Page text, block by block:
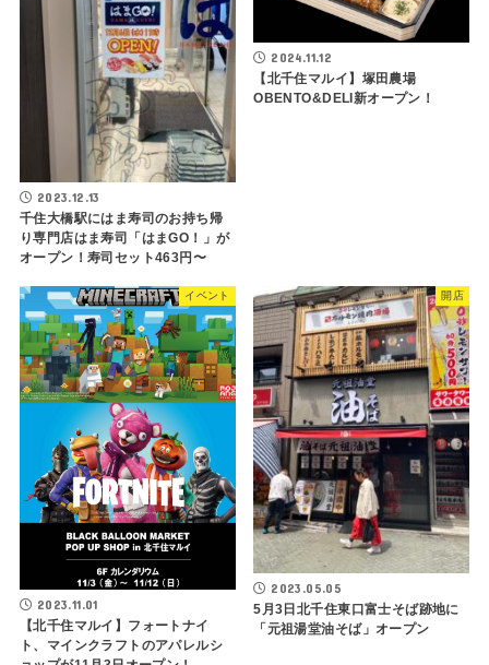
2023.12.13
千住大橋駅にはま寿司のお持ち帰
り専門店はま寿司「はまGO！」が
オープン！寿司セット463円〜
2024.11.12
【北千住マルイ】塚田農場
OBENTO&DELI新オープン！
イベント
2023.11.01
【北千住マルイ】フォートナイ
ト、マインクラフトのアパレルシ
開店
2023.05.05
5月3日北千住東口富士そば跡地に
「元祖湯堂油そば」オープン